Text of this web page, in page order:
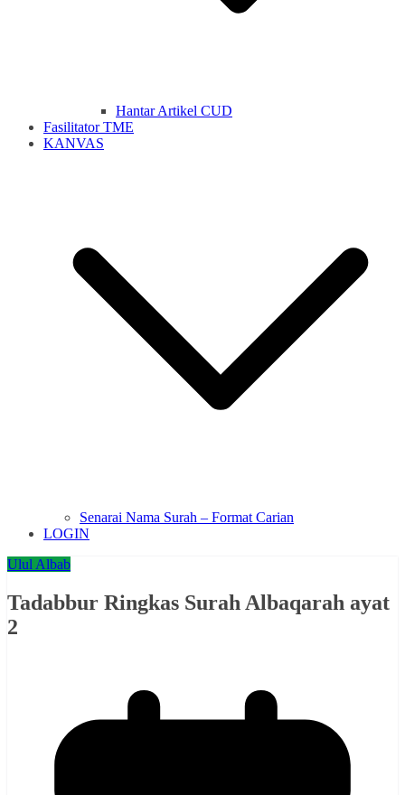
Hantar Artikel CUD
Fasilitator TME
KANVAS
Senarai Nama Surah – Format Carian
LOGIN
Ulul Albab
Tadabbur Ringkas Surah Albaqarah ayat
2